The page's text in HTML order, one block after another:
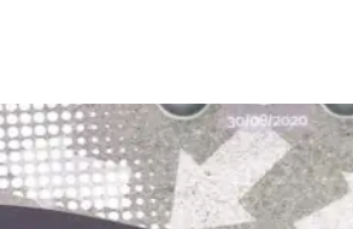
que vem, diz o SENHOR dos
AGENDA DE LEITURA